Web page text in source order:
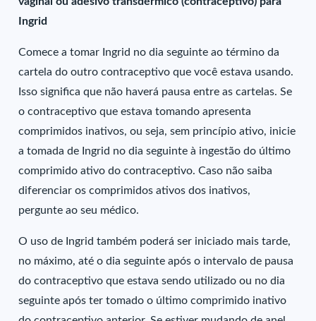
Ingrid
Comece a tomar Ingrid no dia seguinte ao término da
cartela do outro contraceptivo que você estava usando.
Isso significa que não haverá pausa entre as cartelas. Se
o contraceptivo que estava tomando apresenta
comprimidos inativos, ou seja, sem princípio ativo, inicie
a tomada de Ingrid no dia seguinte à ingestão do último
comprimido ativo do contraceptivo. Caso não saiba
diferenciar os comprimidos ativos dos inativos,
pergunte ao seu médico.
O uso de Ingrid também poderá ser iniciado mais tarde,
no máximo, até o dia seguinte após o intervalo de pausa
do contraceptivo que estava sendo utilizado ou no dia
seguinte após ter tomado o último comprimido inativo